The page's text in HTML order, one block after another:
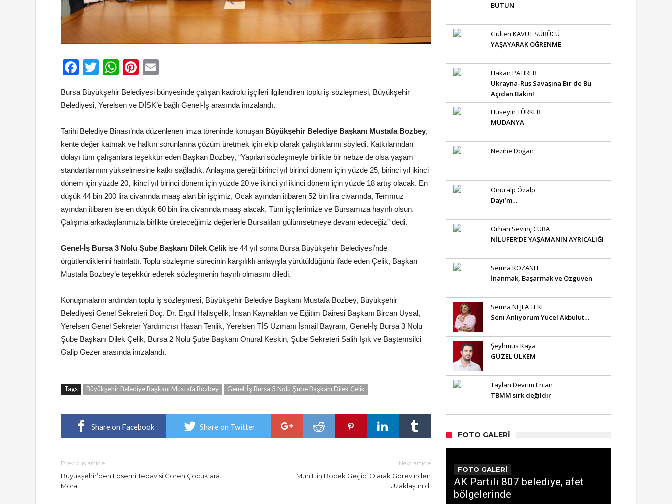
Facebook
TwitterWhatsApp
Pinterest
Bursa Büyükşehir Belediyesi bünyesinde çalışan kadrolu işçileri ilgilendiren toplu iş sözleşmesi, Büyükşehir
Belediyesi, Yerelsen ve DİSK’e bağlı Genel-İş arasında imzalandı.
Tarihi Belediye Binası’nda düzenlenen imza töreninde konuşan Büyükşehir Belediye Başkanı Mustafa Bozbey,
kente değer katmak ve halkın sorunlarına çözüm üretmek için ekip olarak çalıştıklarını söyledi. Katkılarından
dolayı tüm çalışanlara teşekkür eden Başkan Bozbey, “Yapılan sözleşmeyle birlikte bir nebze de olsa yaşam
standartlarının yükselmesine katkı sağladık. Anlaşma gereği birinci yıl birinci dönem için yüzde 25, birinci yıl ikinci
dönem için yüzde 20, ikinci yıl birinci dönem için yüzde 20 ve ikinci yıl ikinci dönem için yüzde 18 artış olacak. En
düşük 44 bin 200 lira civarında maaş alan bir işçimiz, Ocak ayından itibaren 52 bin lira civarında, Temmuz
ayından itibaren ise en düşük 60 bin lira civarında maaş alacak. Tüm işçilerimize ve Bursamıza hayırlı olsun.
Çalışma arkadaşlarımızla birlikte üreteceğimiz değerlerle Bursalıları gülümsetmeye devam edeceğiz” dedi.
Genel-İş Bursa 3 Nolu Şube Başkanı Dilek Çelik ise 44 yıl sonra Bursa Büyükşehir Belediyesi’nde
örgütlendiklerini hatırlattı. Toplu sözleşme sürecinin karşılıklı anlayışla yürütüldüğünü ifade eden Çelik, Başkan
Mustafa Bozbey’e teşekkür ederek sözleşmenin hayırlı olmasını diledi.
Konuşmaların ardından toplu iş sözleşmesi, Büyükşehir Belediye Başkanı Mustafa Bozbey, Büyükşehir
Belediyesi Genel Sekreteri Doç. Dr. Ergül Halisçelik, İnsan Kaynakları ve Eğitim Dairesi Başkanı Bircan Uysal,
Yerelsen Genel Sekreter Yardımcısı Hasan Tenlik, Yerelsen TİS Uzmanı İsmail Bayram, Genel-İş Bursa 3 Nolu
Şube Başkanı Dilek Çelik, Bursa 2 Nolu Şube Başkanı Onural Keskin, Şube Sekreteri Salih Işık ve Baştemsilci
Galip Gezer arasında imzalandı.
Tags Büyükşehir Belediye Başkanı Mustafa Bozbey Genel-İş Bursa 3 Nolu Şube Başkanı Dilek Çelik
Share on Facebook Share on Twitter
Previous article
Büyükşehir’den Lösemi Tedavisi Gören Çocuklara
Moral
Next article
Muhittin Böcek Geçici Olarak Görevinden
Uzaklaştırıldı
BÜTÜN
Gülten KAVUT SÜRÜCÜ
YAŞAYARAK ÖĞRENME
Hakan PATIRER
Ukrayna-Rus Savaşına Bir de Bu
Açıdan Bakın!
Hüseyin TÜRKER
MUDANYA
Nezihe Doğan
Onuralp Özalp
Dayı’m…
Orhan Sevinç CURA
NİLÜFER’DE YAŞAMANIN AYRICALIĞI
Semra KOZANLI
İnanmak, Başarmak ve Özgüven
Semra NEJLA TEKE
Seni Anlıyorum Yücel Akbulut…
Şeyhmus Kaya
GÜZEL ÜLKEM
Taylan Devrim Ercan
TBMM sirk değildir
FOTO GALERI
FOTO GALERİ
AK Partili 807 belediye, afet
bölgelerinde